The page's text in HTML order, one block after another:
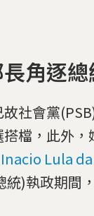
角逐
社會黨
檔，此外
Lula
統)執政期間